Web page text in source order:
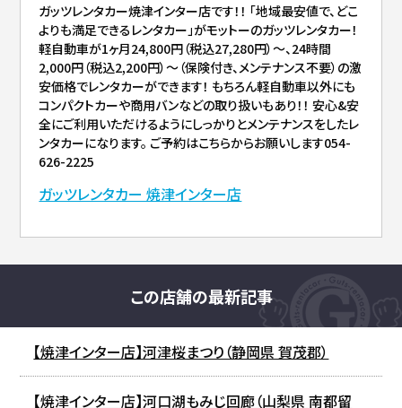
ガッツレンタカー焼津インター店です！！ 「地域最安値で、どこ
よりも満足できるレンタカー」がモットーのガッツレンタカー！
軽自動車が1ヶ月24,800円（税込27,280円）〜、24時間
2,000円（税込2,200円）〜（保険付き、メンテナンス不要）の激
安価格でレンタカーができます！ もちろん軽自動車以外にも
コンパクトカーや商用バンなどの取り扱いもあり！！ 安心&安
全にご利用いただけるようにしっかりとメンテナンスをしたレ
ンタカーになります。 ご予約はこちらからお願いします054-
626-2225
ガッツレンタカー 焼津インター店
この店舗の最新記事
【焼津インター店】河津桜まつり（静岡県 賀茂郡）
【焼津インター店】河口湖もみじ回廊（山梨県 南都留